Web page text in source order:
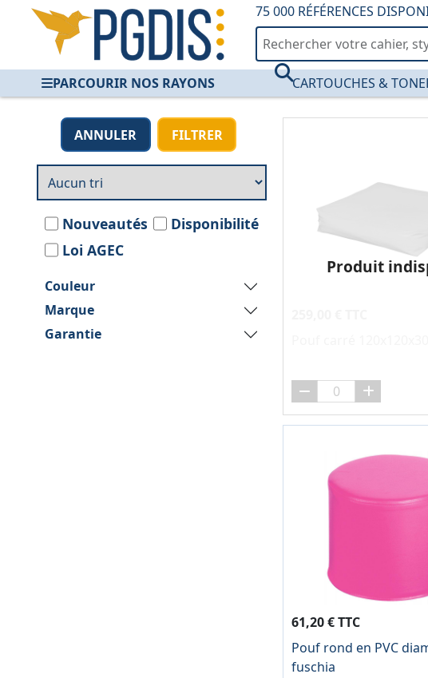
75 000 RÉFÉRENCES
PARCOURIR NOS RAYONS CARTOUCHES &
Mobilier Mousse —
ANNULER FILTRER
Nouveautés
Disponibilité
Loi AGEC
Couleur
Marque
Garantie
Produit
61,20 € TTC
Pouf rond en PVC
fuschia